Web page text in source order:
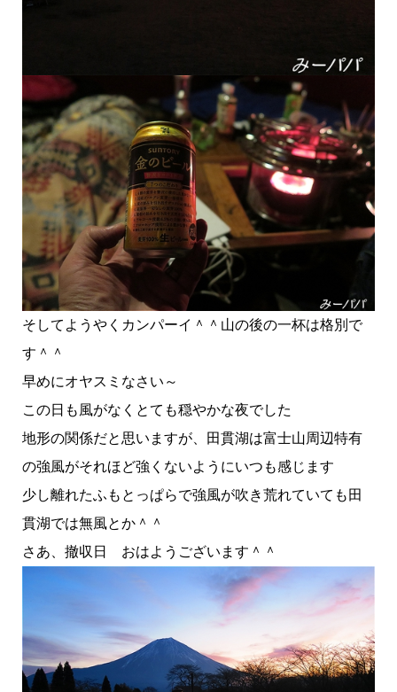
そしてようやくカンパーイ＾＾山の後の一杯は格別で
す＾＾
早めにオヤスミなさい～
この日も風がなくとても穏やかな夜でした
地形の関係だと思いますが、田貫湖は富士山周辺特有
の強風がそれほど強くないようにいつも感じます
少し離れたふもとっぱらで強風が吹き荒れていても田
貫湖では無風とか＾＾
さあ、撤収日 おはようございます＾＾